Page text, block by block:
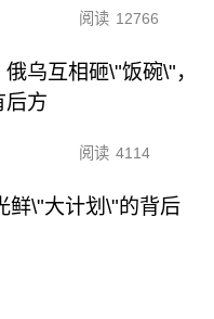
阅读 12766
乌互相砸\"饭碗\"，
后方
阅读 4114
鲜\"大计划\"的背后